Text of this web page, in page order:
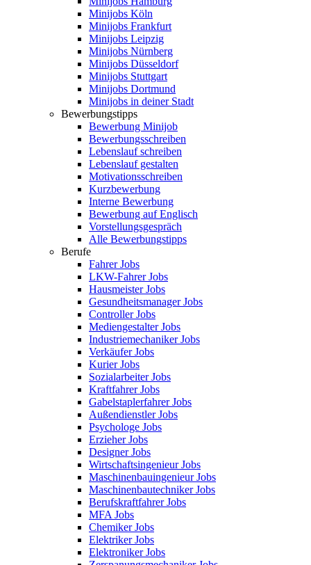
Minijobs Köln
Minijobs Frankfurt
Minijobs Leipzig
Minijobs Nürnberg
Minijobs Düsseldorf
Minijobs Stuttgart
Minijobs Dortmund
Minijobs in deiner Stadt
Bewerbungstipps
Bewerbung Minijob
Bewerbungsschreiben
Lebenslauf schreiben
Lebenslauf gestalten
Motivationsschreiben
Kurzbewerbung
Interne Bewerbung
Bewerbung auf Englisch
Vorstellungsgespräch
Alle Bewerbungstipps
Berufe
Fahrer Jobs
LKW-Fahrer Jobs
Hausmeister Jobs
Gesundheitsmanager Jobs
Controller Jobs
Mediengestalter Jobs
Industriemechaniker Jobs
Verkäufer Jobs
Kurier Jobs
Sozialarbeiter Jobs
Kraftfahrer Jobs
Gabelstaplerfahrer Jobs
Außendienstler Jobs
Psychologe Jobs
Erzieher Jobs
Designer Jobs
Wirtschaftsingenieur Jobs
Maschinenbauingenieur Jobs
Maschinenbautechniker Jobs
Berufskraftfahrer Jobs
MFA Jobs
Chemiker Jobs
Elektriker Jobs
Elektroniker Jobs